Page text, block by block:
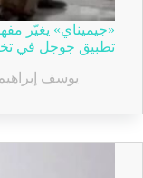
«جيميناي» يغيّر
تطبيق جوجل في
يوسف